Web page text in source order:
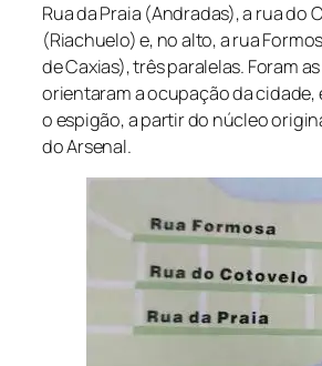
Rua da Praia (Andradas), a rua do
(Riachuelo) e, no alto, a rua
de Caxias), três paralelas. Foram
orientaram a ocupação da cidade,
o espigão, a partir do núcleo
do Arsenal.